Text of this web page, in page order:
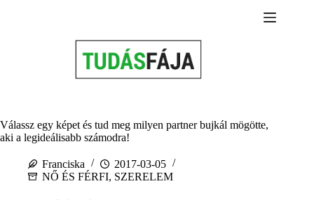
Válassz egy képet és tud meg milyen partner bujkál mögötte,
aki a legideálisabb számodra!
Franciska
2017-03-05
NŐ ÉS FÉRFI, SZERELEM